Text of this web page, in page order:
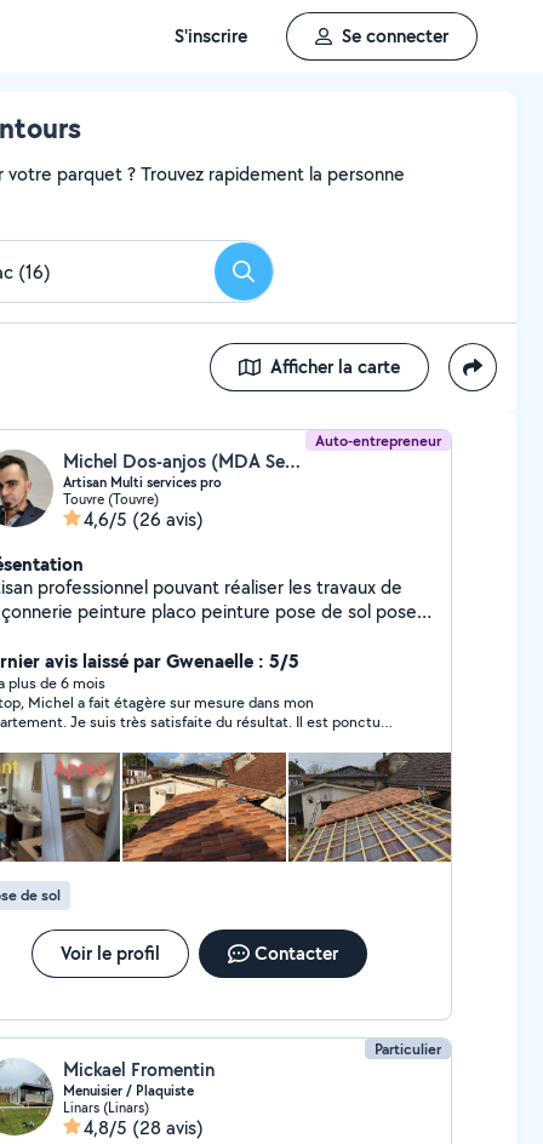
S'inscrire Se connecter
parquet ? Trouvez rapidement la personne
Rechercher
Afficher la carte
Auto-entrepreneur
Michel Dos-anjos (MDA Services 16)
Artisan Multi services pro
Touvre (Touvre)
4,6/5 (26 avis)
professionnel pouvant réaliser les travaux de
peinture placo peinture pose de sol pose
Contactez moi directement MDA
16
avis laissé par Gwenaelle : 5/5
plus de 6 mois
mesure dans mon
Je suis très satisfaite du résultat. Il est ponctuel,
de sol
Voir le profil Contacter
Particulier
Mickael Fromentin
Menuisier / Plaquiste
Linars (Linars)
4,8/5 (28 avis)